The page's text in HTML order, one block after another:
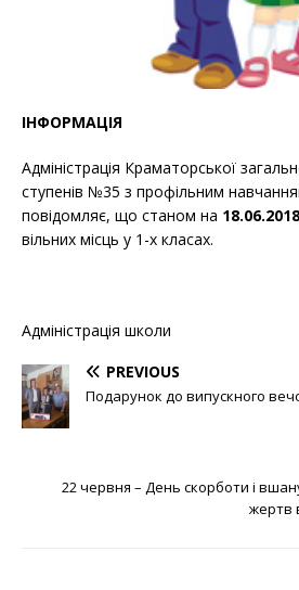
ІНФОРМАЦІЯ
Адміністрація Краматорської
ступенів №35 з профільним
повідомляє, що станом на 18.06.2018
вільних місць у 1-х класах.
Адміністрація школи
PREVIOUS
Подарунок до випускного
22 червня – День скорботи і
жертв